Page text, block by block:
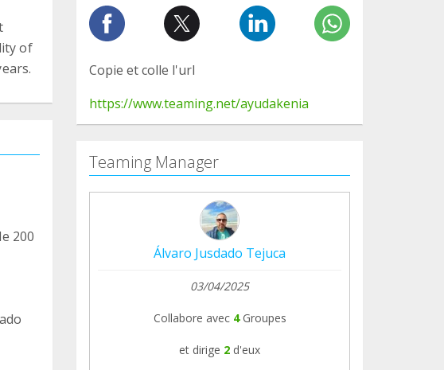
of
200
Copie et colle l'url
https://www.teaming.net/ayudakenia
Teaming Manager
Álvaro Jusdado Tejuca
03/04/2025
Collabore avec4Groupes
et dirige 2 d'eux